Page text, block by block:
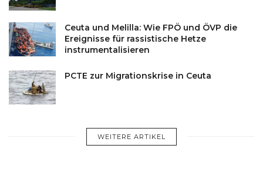
Ceuta und Melilla: Wie FPÖ und ÖVP die
Ereignisse für rassistische Hetze
instrumentalisieren
PCTE zur Migrationskrise in Ceuta
WEITERE ARTIKEL